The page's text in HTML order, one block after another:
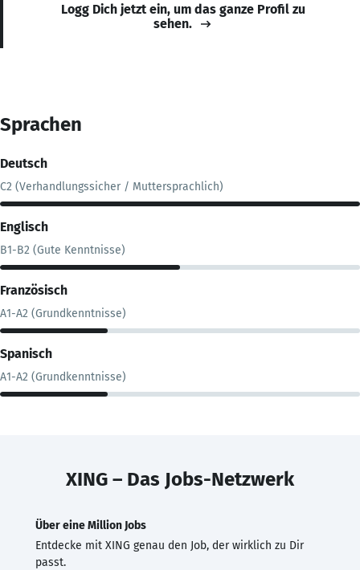
Logg Dich jetzt ein, um das ganze Profil zu
sehen.
Sprachen
Deutsch
C2 (Verhandlungssicher / Muttersprachlich)
Englisch
B1-B2 (Gute Kenntnisse)
Französisch
A1-A2 (Grundkenntnisse)
Spanisch
A1-A2 (Grundkenntnisse)
XING – Das Jobs-Netzwerk
Über eine Million Jobs
Entdecke mit XING genau den Job, der wirklich zu Dir
passt.